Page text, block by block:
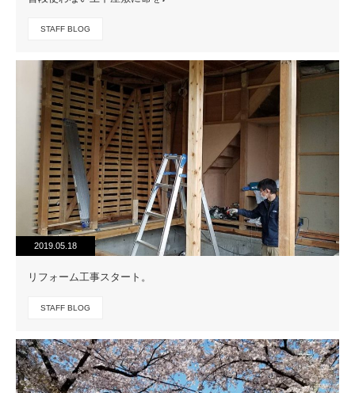
STAFF BLOG
2019.05.18
リフォーム工事スタート。
STAFF BLOG